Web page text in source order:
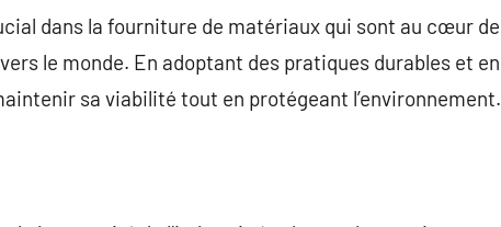
dans la fourniture de matériaux qui sont au cœur de
le monde. En adoptant des pratiques durables et en
sa viabilité tout en protégeant l’environnement.